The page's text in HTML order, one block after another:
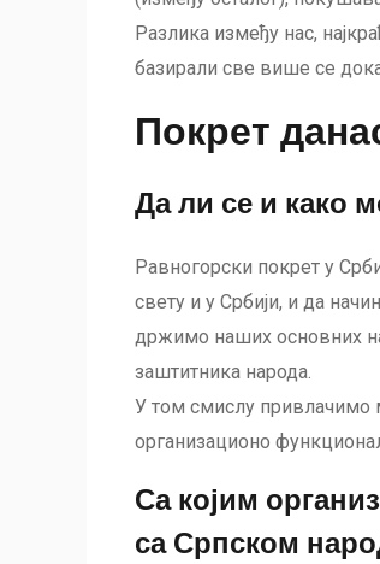
Разлика између нас,
базирали све више се
Покрет
Да ли се и како
Равногорски покрет у
свету и у Србији, и да
држимо наших основних
заштитника народа.
У том смислу привлачимо
организационо
Са којим
са Српском